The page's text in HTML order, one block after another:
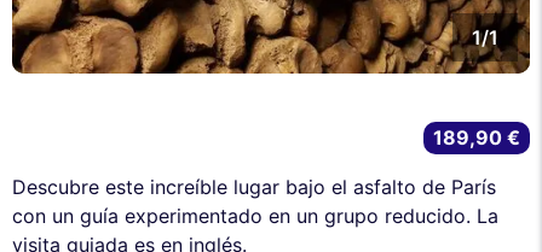
1/1
Descubre este increíble lugar bajo el asfalto de París
con un guía experimentado en un grupo reducido. La
visita guiada es en inglés.
189,90 €